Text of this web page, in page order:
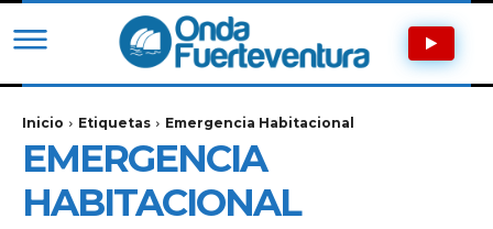
Inicio Etiquetas Emergencia Habitacional
EMERGENCIA
HABITACIONAL